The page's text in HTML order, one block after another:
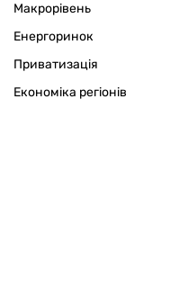
Макрорівень
Енергоринок
Приватизація
Економіка регіонів